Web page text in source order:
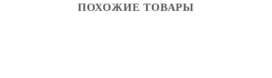
ПОХОЖИЕ ТОВАРЫ